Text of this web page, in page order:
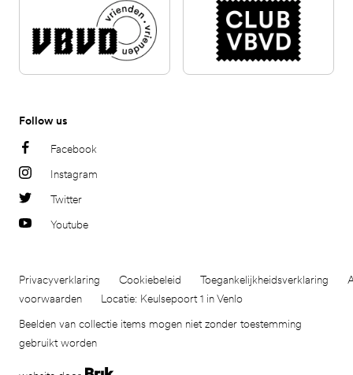
Follow us
Facebook
Instagram
Twitter
Youtube
Privacyverklaring Cookiebeleid Toegankelijkheidsverklaring
voorwaarden
Locatie: Keulsepoort 1 in Venlo
Beelden van collectie items mogen niet zonder toestemming
gebruikt worden